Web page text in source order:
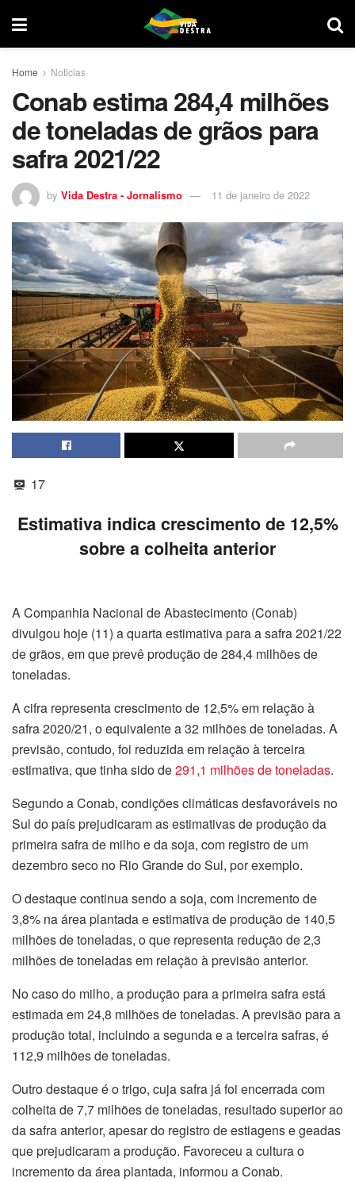
Home Noticias
Conab estima 284,4 milhões
de toneladas de grãos para
safra 2021/22
by Vida Destra - Jornalismo 11 de janeiro de 2022
17
Estimativa indica crescimento de 12,5%
sobre a colheita anterior
A Companhia Nacional de Abastecimento (Conab)
divulgou hoje (11) a quarta estimativa para a safra 2021/22
de grãos, em que prevê produção de 284,4 milhões de
toneladas.
A cifra representa crescimento de 12,5% em relação à
safra 2020/21, o equivalente a 32 milhões de toneladas. A
previsão, contudo, foi reduzida em relação à terceira
estimativa, que tinha sido de291,1 milhões de toneladas.
Segundo a Conab, condições climáticas desfavoráveis no
Sul do país prejudicaram as estimativas de produção da
primeira safra de milho e da soja, com registro de um
dezembro seco no Rio Grande do Sul, por exemplo.
O destaque continua sendo a soja, com incremento de
3,8% na área plantada e estimativa de produção de 140,5
milhões de toneladas, o que representa redução de 2,3
milhões de toneladas em relação à previsão anterior.
No caso do milho, a produção para a primeira safra está
estimada em 24,8 milhões de toneladas. A previsão para a
produção total, incluindo a segunda e a terceira safras, é
112,9 milhões de toneladas.
Outro destaque é o trigo, cuja safra já foi encerrada com
colheita de 7,7 milhões de toneladas, resultado superior ao
da safra anterior, apesar do registro de estiagens e geadas
que prejudicaram a produção. Favoreceu a cultura o
incremento da área plantada, informou a Conab.